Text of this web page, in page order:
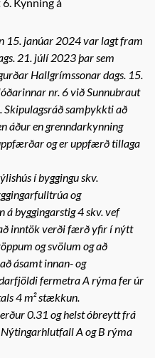
15. janúar 2024 var lagt fram
21. júlí 2023 þar sem
Hallgrímssonar dags. 15.
nr. 6 við Sunnubraut
Skipulagsráð samþykkti að
áður en grenndarkynning
og er uppfærð tillaga
í byggingu skv.
og
byggingarstig 4 skv. vef
inntök verði færð yfir í nýtt
og svölum og að
ásamt innan- og
fermetra A rýma fer úr
4 m² stækkun.
0.31 og helst óbreytt frá
A og B rýma